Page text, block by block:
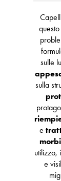
sulle
sulla
e
utilizzo,
e